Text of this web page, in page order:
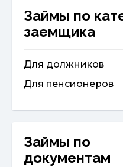
Займы по
заемщика
Для должников
Для пенсионеров
Займы по
документам